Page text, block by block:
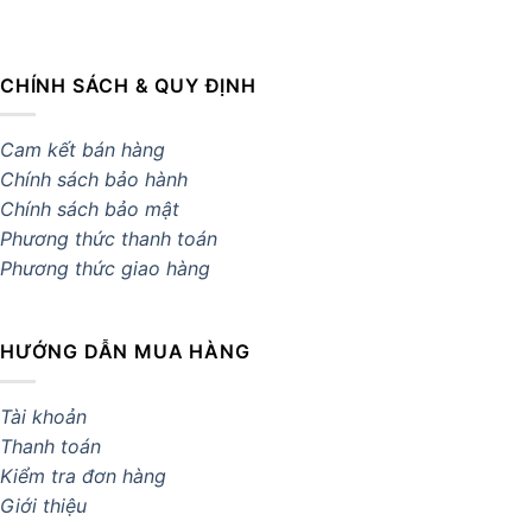
CHÍNH SÁCH & QUY ĐỊNH
Cam kết bán hàng
Chính sách bảo hành
Chính sách bảo mật
Phương thức thanh toán
Phương thức giao hàng
HƯỚNG DẪN MUA HÀNG
Tài khoản
Thanh toán
Kiểm tra đơn hàng
Giới thiệu